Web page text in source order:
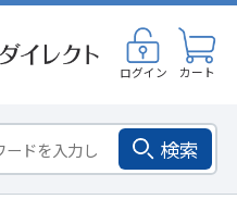
ログイン カート
検索